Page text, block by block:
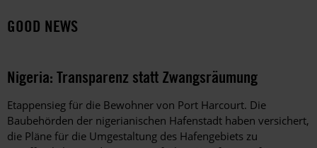
GOOD NEWS
Nigeria: Transparenz statt Zwangsräumung
Etappensieg für die Bewohner von Port Harcourt. Die
Baubehörden der nigerianischen Hafenstadt haben versichert,
die Pläne für die Umgestaltung des Hafengebiets zu